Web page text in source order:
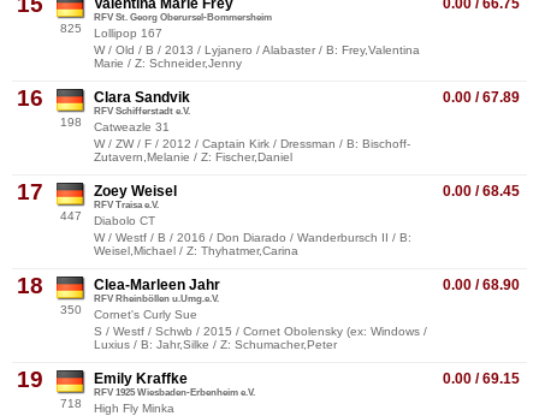
825
0.00 / 66.75
Valentina Marie Frey
RFV St. Georg Oberursel-Bommersheim
Lollipop 167
W / Old / B / 2013 / Lyjanero / Alabaster / B: Frey,Valentina
Marie / Z: Schneider,Jenny
16
198
0.00 / 67.89
Clara Sandvik
RFV Schifferstadt e.V.
Catweazle 31
W / ZW / F / 2012 / Captain Kirk / Dressman / B: Bischoff-
Zutavern,Melanie / Z: Fischer,Daniel
17
447
0.00 / 68.45
Zoey Weisel
RFV Traisa e.V.
Diabolo CT
W / Westf / B / 2016 / Don Diarado / Wanderbursch II / B:
Weisel,Michael / Z: Thyhatmer,Carina
18
350
0.00 / 68.90
Clea-Marleen Jahr
RFV Rheinböllen u.Umg.e.V.
Cornet's Curly Sue
S / Westf / Schwb / 2015 / Cornet Obolensky (ex: Windows /
Luxius / B: Jahr,Silke / Z: Schumacher,Peter
19
718
0.00 / 69.15
Emily Kraffke
RFV 1925 Wiesbaden-Erbenheim e.V.
High Fly Minka